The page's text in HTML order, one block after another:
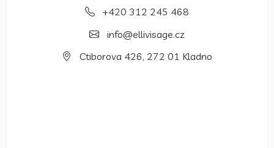
+420 312 245 468
info@ellivisage.cz
Ctiborova 426, 272 01 Kladno